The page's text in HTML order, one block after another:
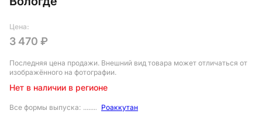
Все формы выпуска:
Роаккутан
Цена:
3 470 ₽
Последняя цена продажи. Внешний вид товара может отличаться от
изображённого на фотографии.
Нет в наличии в регионе